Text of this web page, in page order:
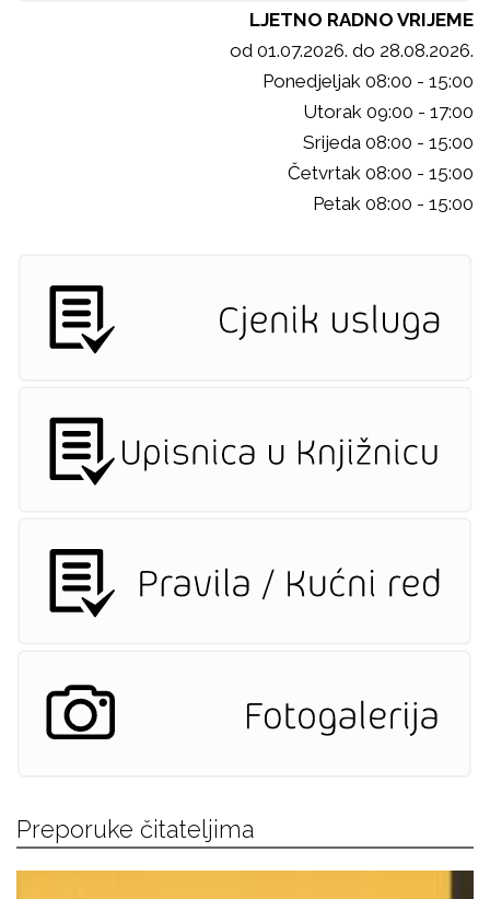
LJETNO RADNO VRIJEME
od 01.07.2026. do 28.08.2026.
Ponedjeljak 08:00 - 15:00
Utorak 09:00 - 17:00
Srijeda 08:00 - 15:00
Četvrtak 08:00 - 15:00
Petak 08:00 - 15:00
Preporuke čitateljima